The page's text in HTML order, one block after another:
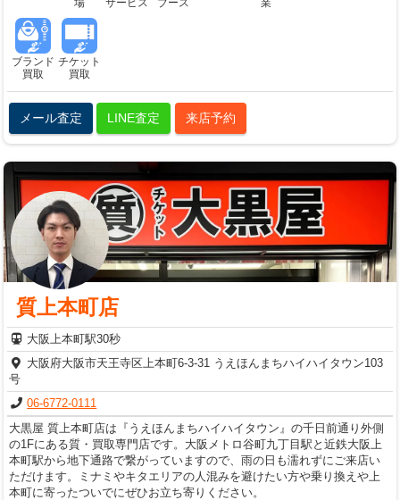
ブランド
買取
チケット
買取
メール査定 LINE査定 来店予約
質上本町店
大阪上本町駅30秒
大阪府大阪市天王寺区上本町6-3-31 うえほんまちハイハイタウン103
号
06-6772-0111
大黒屋 質上本町店は『うえほんまちハイハイタウン』の千日前通り外側
の1Fにある質・買取専門店です。大阪メトロ谷町九丁目駅と近鉄大阪上
本町駅から地下通路で繋がっていますので、雨の日も濡れずにご来店い
ただけます。ミナミやキタエリアの人混みを避けたい方や乗り換えや上
本町に寄ったついでにぜひお立ち寄りください。